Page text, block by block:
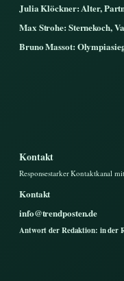
Julia Klöckner: Alter,
Max Strohe: Sternekoch,
Bruno Massot:
Kontakt
Responsestarker Kontaktkanal
Kontakt
info@trendposten.de
Antwort der Redaktion: in der